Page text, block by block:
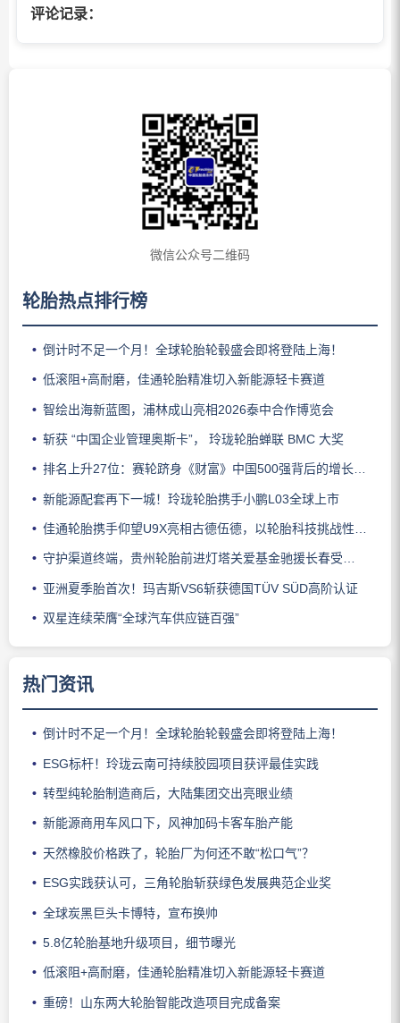
评论记录：
微信公众号二维码
轮胎热点排行榜
倒计时不足一个月！全球轮胎轮毂盛会即将登陆上海！
低滚阻+高耐磨，佳通轮胎精准切入新能源轻卡赛道
智绘出海新蓝图，浦林成山亮相2026泰中合作博览会
斩获 “中国企业管理奥斯卡”， 玲珑轮胎蝉联 BMC 大奖
排名上升27位：赛轮跻身《财富》中国500强背后的增长逻辑
新能源配套再下一城！玲珑轮胎携手小鹏L03全球上市
佳通轮胎携手仰望U9X亮相古德伍德，以轮胎科技挑战性能边界
守护渠道终端，贵州轮胎前进灯塔关爱基金驰援长春受灾门店
亚洲夏季胎首次！玛吉斯VS6斩获德国TÜV SÜD高阶认证
双星连续荣膺“全球汽车供应链百强”
热门资讯
倒计时不足一个月！全球轮胎轮毂盛会即将登陆上海！
ESG标杆！玲珑云南可持续胶园项目获评最佳实践
转型纯轮胎制造商后，大陆集团交出亮眼业绩
新能源商用车风口下，风神加码卡客车胎产能
天然橡胶价格跌了，轮胎厂为何还不敢“松口气”？
ESG实践获认可，三角轮胎斩获绿色发展典范企业奖
全球炭黑巨头卡博特，宣布换帅
5.8亿轮胎基地升级项目，细节曝光
低滚阻+高耐磨，佳通轮胎精准切入新能源轻卡赛道
重磅！山东两大轮胎智能改造项目完成备案